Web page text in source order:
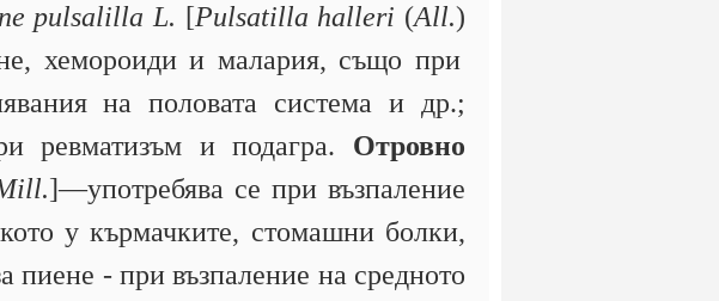
pulsalilla L. [Pulsatilla halleri (All.)
хемороиди и малария, също при
на половата система и др.;
ревматизъм и подагра. Отровно
]—употребява се при възпаление
у кърмачките, стомашни болки,
пиене - при възпаление на средното